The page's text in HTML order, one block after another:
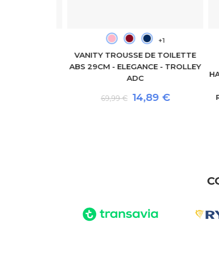
+1
VANITY TROUSSE DE TOILETTE
ABS 29CM - ELEGANCE - TROLLEY
ADC
69,99 € 14,89 €